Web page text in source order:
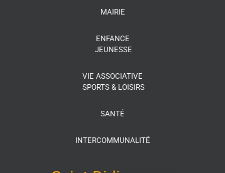
MAIRIE
ENFANCE
JEUNESSE
VIE ASSOCIATIVE
SPORTS & LOISIRS
SANTÉ
INTERCOMMUNALITÉ